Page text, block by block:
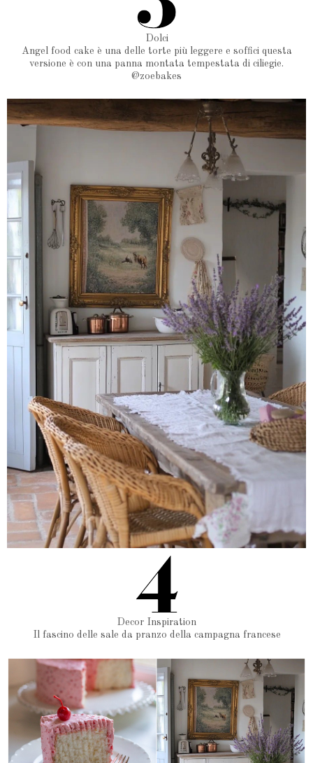
Dolci
Angel food cake è una delle torte più leggere e soffici questa
versione è con una panna montata tempestata di ciliegie.
@zoebakes
Decor Inspiration
Il fascino delle sale da pranzo della campagna francese